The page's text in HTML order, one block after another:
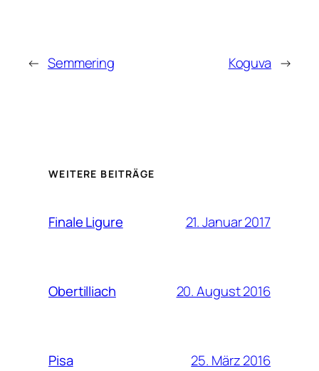
← Semmering Koguva →
WEITERE BEITRÄGE
Finale Ligure 21. Januar 2017
Obertilliach 20. August 2016
Pisa 25. März 2016